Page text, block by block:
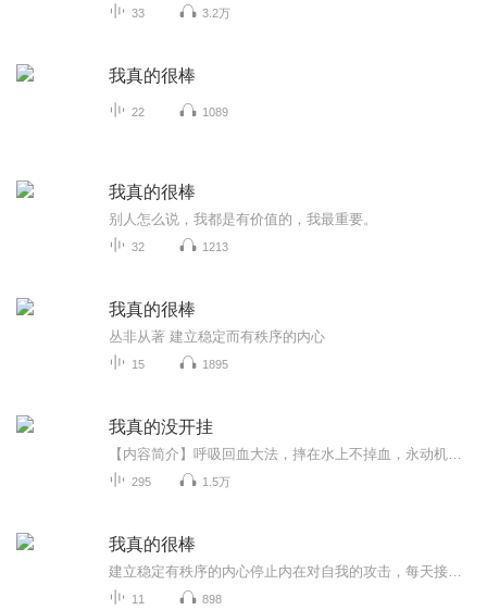
33 3.2万
我真的很棒
22 1089
我真的很棒
别人怎么说，我都是有价值的，我最重要。
32 1213
我真的很棒
丛非从著 建立稳定而有秩序的内心
15 1895
我真的没开挂
295 1.5万
我真的很棒
11 898